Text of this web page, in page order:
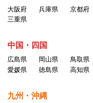
大阪府 兵庫県 京都府
三重県
中国・四国
広島県 岡山県 鳥取県
愛媛県
徳島県 高知県
九州・沖縄